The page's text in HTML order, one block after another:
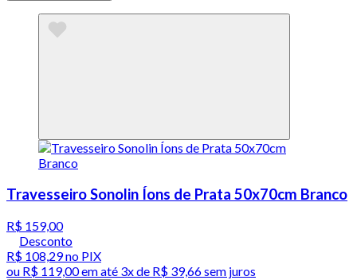
Travesseiro Sonolin Íons de Prata 50x70cm Branco
R$ 159,00
Desconto
R$ 108,29no PIX
ou R$ 119,00em até 3x de R$ 39,66 sem juros